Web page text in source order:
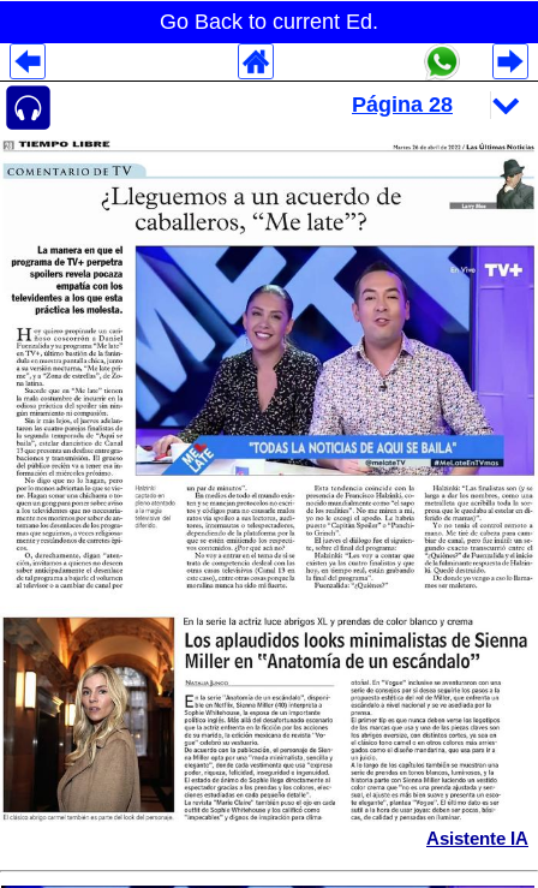
Go Back to current Ed.
Asistente IA
Despliegues Analytics
Despliegues Totales
Despliegues por Rubros